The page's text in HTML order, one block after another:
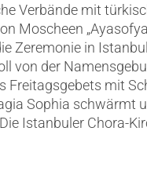
Verbände mit
Moscheen
Zeremonie in
von der
Freitagsgebets mit
Sophia schwärmt
Istanbuler Chora-